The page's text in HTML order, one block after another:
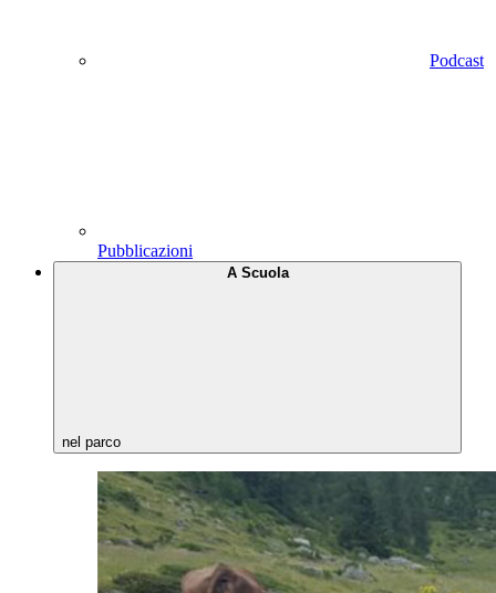
Podcast
Pubblicazioni
A Scuola
nel parco